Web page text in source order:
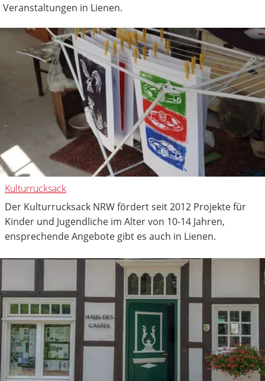
Veranstaltungen in Lienen.
Kulturrucksack
Der Kulturrucksack NRW fördert seit 2012 Projekte für
Kinder und Jugendliche im Alter von 10-14 Jahren,
ensprechende Angebote gibt es auch in Lienen.